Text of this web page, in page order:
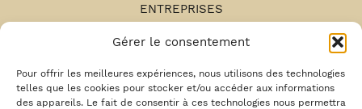
Gérer le consentement
Pour offrir les meilleures expériences, nous utilisons des technologies
telles que les cookies pour stocker et/ou accéder aux informations
des appareils. Le fait de consentir à ces technologies nous permettra
ENTREPRISES
NOS AGENCES
MENTIONS LÉGALES